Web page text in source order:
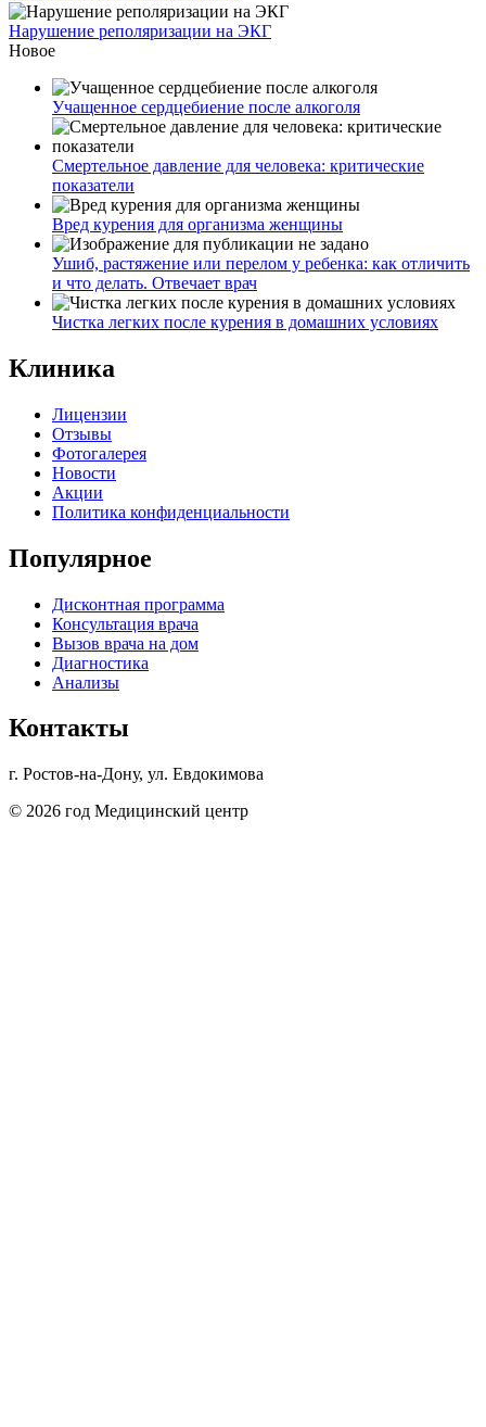
Нарушение реполяризации на ЭКГ
Новое
Учащенное сердцебиение после алкоголя
Смертельное давление для человека: критические
показатели
Вред курения для организма женщины
Ушиб, растяжение или перелом у ребенка: как отличить
и что делать. Отвечает врач
Чистка легких после курения в домашних условиях
Клиника
Лицензии
Отзывы
Фотогалерея
Новости
Акции
Политика конфиденциальности
Популярное
Дисконтная программа
Консультация врача
Вызов врача на дом
Диагностика
Анализы
Контакты
г. Ростов-на-Дону, ул. Евдокимова
© 2026 год Медицинский центр